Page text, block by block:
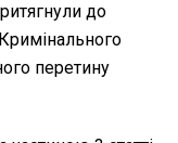
до
перетину